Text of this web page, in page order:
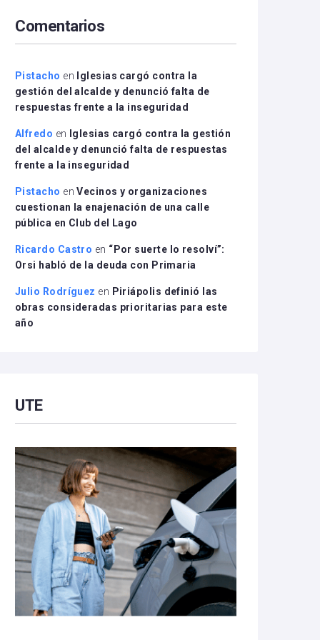
disminuir
el
Comentarios
Pistacho en
Iglesias cargó contra la
gestión del alcalde y denunció falta de
respuestas frente a la inseguridad
Alfredo en
Iglesias cargó contra la gestión
del alcalde y denunció falta de respuestas
frente a la inseguridad
Pistacho enVecinos y organizaciones
cuestionan la enajenación de una calle
pública en Club del Lago
Ricardo Castro en “Por suerte lo resolví”:
Orsi habló de la deuda con Primaria
Julio Rodríguez en Piriápolis definió las
obras consideradas prioritarias para este
año
UTE